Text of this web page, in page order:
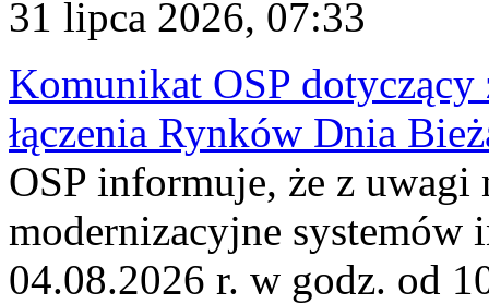
31 lipca 2026, 07:33
Komunikat OSP dotyczący
łączenia Rynków Dnia
OSP informuje, że z uwagi
modernizacyjne
04.08.2026 r. w godz. od